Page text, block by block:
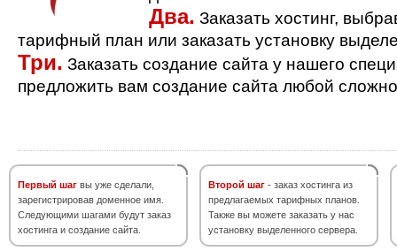
Два. Заказать хостинг,
тарифный план или заказать установку
Три. Заказать создание сайта у нашего
предложить вам создание сайта любой
Первый шаг вы уже сделали,
зарегистрировав доменное имя.
Следующими шагами будут заказ
хостинга и создание сайта.
Второй шаг - заказ хостинга из
предлагаемых тарифных планов.
Также вы можете заказать у нас
установку выделенного сервера.